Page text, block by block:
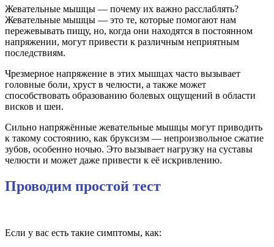
Жевательные мышцы — почему их важно расслаблять?
Жевательные мышцы — это те, которые помогают нам
пережевывать пищу, но, когда они находятся в постоянном
напряжении, могут привести к различным неприятным
последствиям.
Чрезмерное напряжение в этих мышцах часто вызывает
головные боли, хруст в челюсти, а также может
способствовать образованию болевых ощущений в области
висков и шеи.
Сильно напряжённые жевательные мышцы могут приводить
к такому состоянию, как бруксизм — непроизвольное сжатие
зубов, особенно ночью. Это вызывает нагрузку на суставы
челюсти и может даже привести к её искривлению.
Проводим простой тест
Если у вас есть такие симптомы, как: